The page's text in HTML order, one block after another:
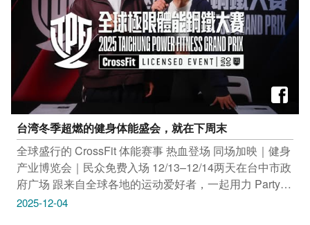
台湾冬季超燃的健身体能盛会，就在下周末
全球盛行的 CrossFit 体能赛事 热血登场 同场加映｜健身
产业博览会｜民众免费入场 12/13–12/14两天在台中市政
府广场 跟来自全球各地的运动爱好者，一起用力 Party吧
【完成集章任务抽百项豪华大奖】 现场互动集章，就能
2025-12-04